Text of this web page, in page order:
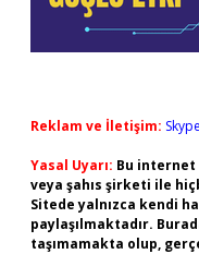
Reklam ve İletişim:
Yasal Uyarı: Bu
veya şahıs şirketi ile
Sitede yalnızca kendi
paylaşılmaktadır.
taşımamakta olup,